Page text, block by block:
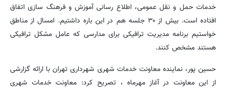
خدمات حمل و نقل عمومی، اطلاع رسانی آموزش و فرهنگ سازی اتفاق
افتاده است. بیش از ۳۰ جلسه هم در این باره داشتیم. امسال از مناطق
خواستیم برنامه مدیریت ترافیکی برای مدارسی که عامل مشکل ترافیکی
هستند مشخص کنند.
حسین پور، نماینده معاونت خدمات شهری شهرداری تهران با ارائه گزارشی
از این معاونت در آغاز مهرماه ، تصریح کرد: معاونت خدمات شهری